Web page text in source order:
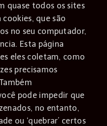
quase todos os sites
que são
no seu computador,
Esta página
eles coletam, como
precisamos
pode impedir que
no entanto,
ou ‘quebrar’ certos